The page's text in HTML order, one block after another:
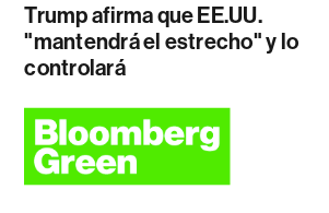
Trump afirma que EE.UU.
"mantendrá el estrecho" y lo
controlará